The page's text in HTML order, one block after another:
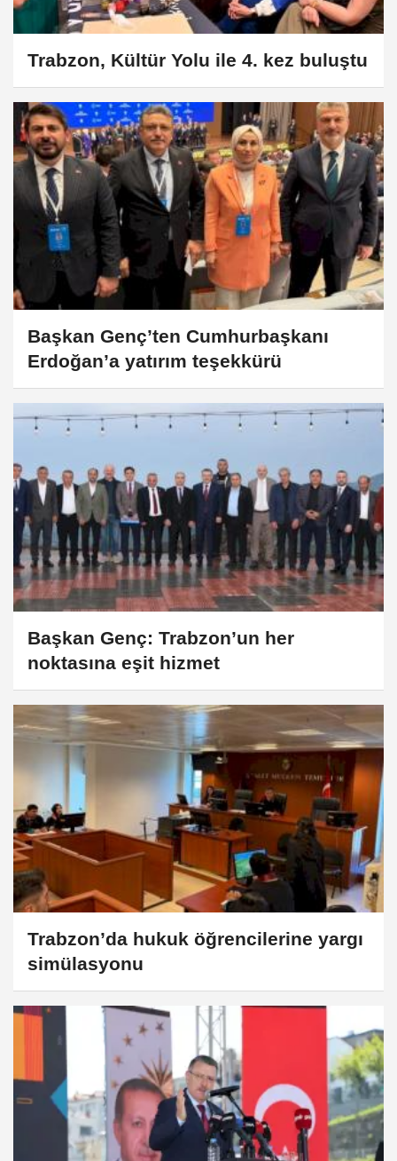
Trabzon, Kültür Yolu ile 4. kez buluştu
Başkan Genç’ten Cumhurbaşkanı
Erdoğan’a yatırım teşekkürü
Başkan Genç: Trabzon’un her
noktasına eşit hizmet
Trabzon’da hukuk öğrencilerine yargı
simülasyonu